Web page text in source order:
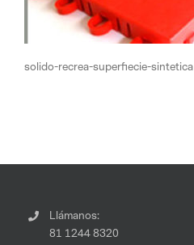
solido-recrea-superfiecie-sintetica
Llámanos:
81 1244 8320